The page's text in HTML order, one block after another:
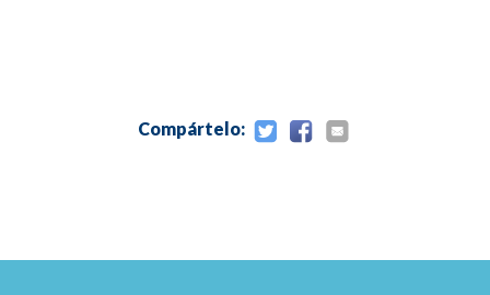
Compártelo:
12. Defectos del cuello